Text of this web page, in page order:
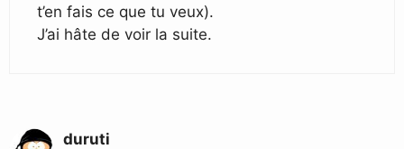
t’en fais ce que tu veux).
J’ai hâte de voir la suite.
duruti